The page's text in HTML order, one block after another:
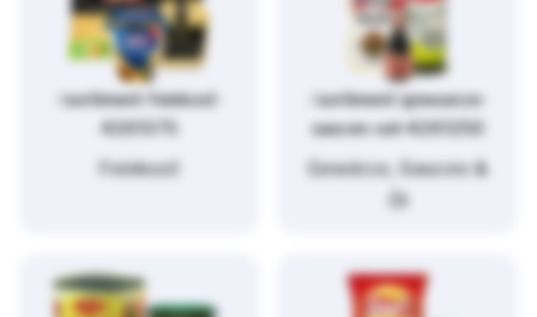
/sortiment/feinkost-
4261375
Feinkost
/sortiment/gewuerze-
saucen-oel-4261250
Gewürze, Saucen &
Öl